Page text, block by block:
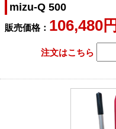
mizu-Q 500
販売価格： 106,480円
注文はこちら